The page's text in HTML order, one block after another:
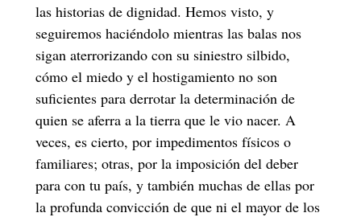
las historias de dignidad. Hemos visto, y
seguiremos haciéndolo mientras las balas nos
sigan aterrorizando con su siniestro silbido,
cómo el miedo y el hostigamiento no son
suficientes para derrotar la determinación de
quien se aferra a la tierra que le vio nacer. A
veces, es cierto, por impedimentos físicos o
familiares; otras, por la imposición del deber
para con tu país, y también muchas de ellas por
la profunda convicción de que ni el mayor de los